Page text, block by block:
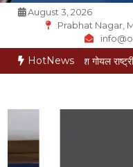
August 3, 2026
Prabhat Nagar,
HotNews
मुकेश गोयल राष्ट्रीय गौरव सम्मान